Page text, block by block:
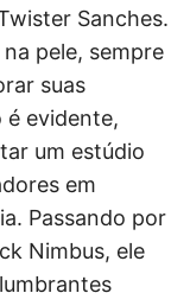
Sanches.
pele, sempre
suas
evidente,
um estúdio
em
Passando por
Nimbus, ele